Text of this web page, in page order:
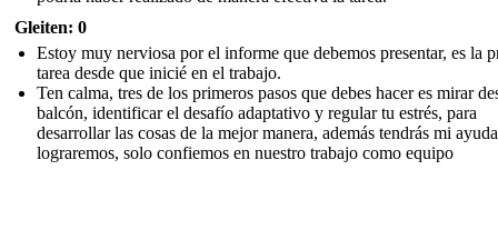
Gleiten: 0
Estoy muy nerviosa por el informe que debemos presentar, es la
tarea desde que inicié en el trabajo.
Ten calma, tres de los primeros pasos que debes hacer es mirar
balcón, identificar el desafío adaptativo y regular tu estrés, para
desarrollar las cosas de la mejor manera, además tendrás mi
lograremos, solo confiemos en nuestro trabajo como equipo